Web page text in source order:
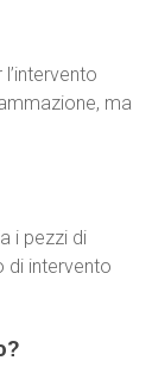
ma
i pezzi di
di intervento